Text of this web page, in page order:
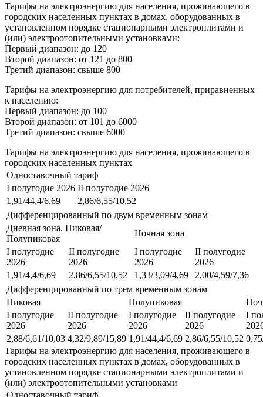
Тарифы на электроэнергию для населения, проживающего в
городских населенных пунктах в домах, оборудованных в
установленном порядке стационарными электроплитами и
(или) электроотопительными установками:
Первый диапазон: до 120
Второй диапазон: от 121 до 800
Третий диапазон: свыше 800
Тарифы на электроэнергию для потребителей, приравненных
к населению:
Первый диапазон: до 100
Второй диапазон: от 101 до 6000
Третий диапазон: свыше 6000
Тарифы на электроэнергию для населения, проживающего в
городских населенных пунктах
Одноставочный тариф
I полугодие 2026 II полугодие 2026
1,91/44,4/6,69
2,86/6,55/10,52
Дифференцированный по двум временным зонам
Дневная зона. Пиковая/
Полупиковая
Ночная зона
I полугодие
2026
II полугодие
2026
I полугодие
2026
II полугодие
2026
1,91/4,4/6,69
2,86/6,55/10,52 1,33/3,09/4,69
2,00/4,59/7,36
Дифференцированный по трем временным зонам
Пиковая
Полупиковая
I полугодие
2026
II полугодие
2026
I полугодие
2026
II полугодие
2026
I
2,88/6,61/10,03 4,32/9,89/15,89 1,91/44,4/6,69 2,86/6,55/10,52
Тарифы на электроэнергию для населения, проживающего в
городских населенных пунктах в домах, оборудованных в
установленном порядке стационарными электроплитами и
(или) электроотопительными установками
Одноставочный тариф